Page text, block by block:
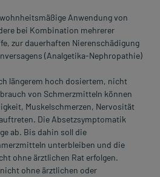
Anwendung von
bei Kombination mehrerer
zur dauerhaften Nierenschädigung
(Analgetika-Nephropathie)
längerem hoch dosiertem, nicht
von Schmerzmitteln können
Muskelschmerzen, Nervosität
Die Absetzsymptomatik
ab. Bis dahin soll die
unterbleiben und die
ohne ärztlichen Rat erfolgen.
ohne ärztlichen oder